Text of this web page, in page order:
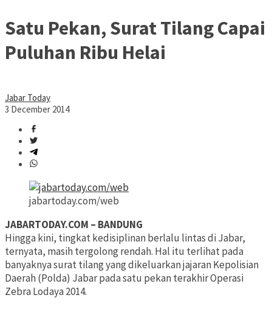
Satu Pekan, Surat Tilang Capai
Puluhan Ribu Helai
Jabar Today
3 December 2014
jabartoday.com/web
JABARTODAY.COM – BANDUNG
Hingga kini, tingkat kedisiplinan berlalu lintas di Jabar,
ternyata, masih tergolong rendah. Hal itu terlihat pada
banyaknya surat tilang yang dikeluarkan jajaran Kepolisian
Daerah (Polda) Jabar pada satu pekan terakhir Operasi
Zebra Lodaya 2014.